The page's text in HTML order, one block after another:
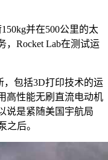
并在500公里的太
，Rocket Lab在测试运
，包括3D打印技术的运
高性能无刷直流电动机
说是紧随美国宇航局
之后。